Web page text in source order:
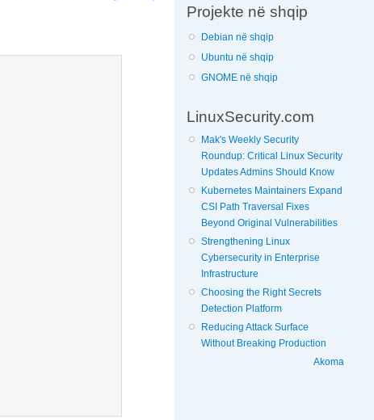
Projekte në shqip
Debian në shqip
Ubuntu në shqip
GNOME në shqip
LinuxSecurity.com
Mak's Weekly Security
Roundup: Critical Linux Security
Updates Admins Should Know
Kubernetes Maintainers Expand
CSI Path Traversal Fixes
Beyond Original Vulnerabilities
Strengthening Linux
Cybersecurity in Enterprise
Infrastructure
Choosing the Right Secrets
Detection Platform
Reducing Attack Surface
Without Breaking Production
Akoma